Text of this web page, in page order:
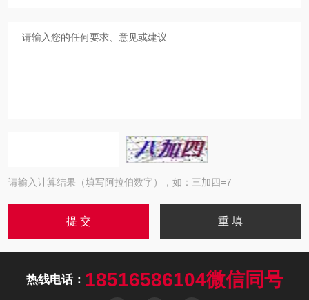
请输入计算结果（填写阿拉伯数字），如：三加四=7
热线电话： 18516586104微信同号